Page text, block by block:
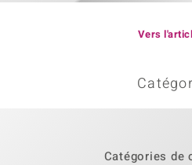
Vers
Catégories de